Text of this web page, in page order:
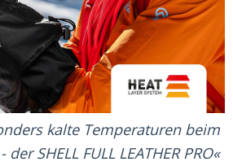
kalte Temperaturen beim
SHELL FULL LEATHER PRO